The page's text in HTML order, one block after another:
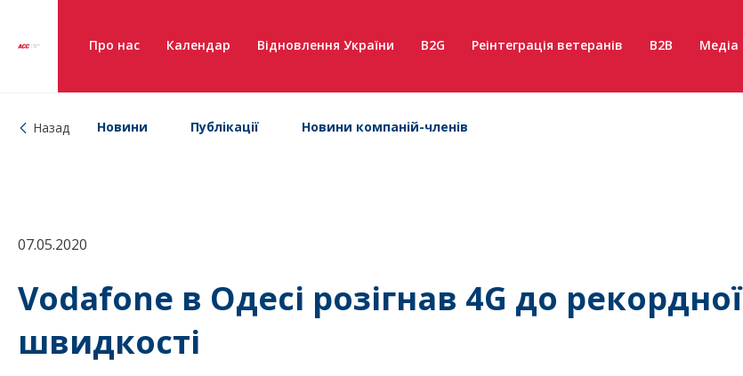
Про нас Календар Відновлення України B2G Реінтеграція ветеранів B2B Медіа
Назад Новини Публікації Новини компаній-членів
07.05.2020
Vodafone в Одесі розігнав 4G до рекордної
швидкості